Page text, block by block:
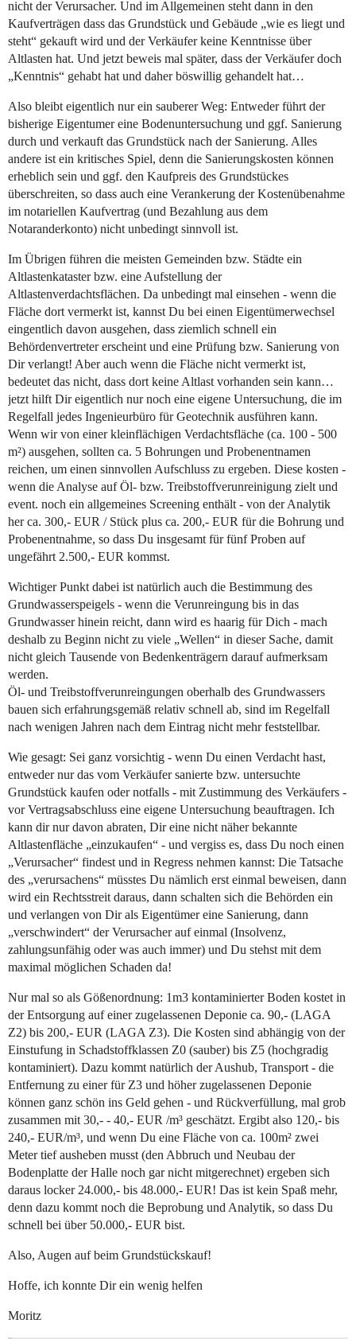
nicht der Verursacher. Und im Allgemeinen steht dann in den
Kaufverträgen dass das Grundstück und Gebäude „wie es liegt und
steht“ gekauft wird und der Verkäufer keine Kenntnisse über
Altlasten hat. Und jetzt beweis mal später, dass der Verkäufer doch
„Kenntnis“ gehabt hat und daher böswillig gehandelt hat…
Also bleibt eigentlich nur ein sauberer Weg: Entweder führt der
bisherige Eigentumer eine Bodenuntersuchung und ggf. Sanierung
durch und verkauft das Grundstück nach der Sanierung. Alles
andere ist ein kritisches Spiel, denn die Sanierungskosten können
erheblich sein und ggf. den Kaufpreis des Grundstückes
überschreiten, so dass auch eine Verankerung der Kostenübenahme
im notariellen Kaufvertrag (und Bezahlung aus dem
Notaranderkonto) nicht unbedingt sinnvoll ist.
Im Übrigen führen die meisten Gemeinden bzw. Städte ein
Altlastenkataster bzw. eine Aufstellung der
Altlastenverdachtsflächen. Da unbedingt mal einsehen - wenn die
Fläche dort vermerkt ist, kannst Du bei einen Eigentümerwechsel
eingentlich davon ausgehen, dass ziemlich schnell ein
Behördenvertreter erscheint und eine Prüfung bzw. Sanierung von
Dir verlangt! Aber auch wenn die Fläche nicht vermerkt ist,
bedeutet das nicht, dass dort keine Altlast vorhanden sein kann…
jetzt hilft Dir eigentlich nur noch eine eigene Untersuchung, die im
Regelfall jedes Ingenieurbüro für Geotechnik ausführen kann.
Wenn wir von einer kleinflächigen Verdachtsfläche (ca. 100 - 500
m²) ausgehen, sollten ca. 5 Bohrungen und Probenentnamen
reichen, um einen sinnvollen Aufschluss zu ergeben. Diese kosten -
wenn die Analyse auf Öl- bzw. Treibstoffverunreinigung zielt und
event. noch ein allgemeines Screening enthält - von der Analytik
her ca. 300,- EUR / Stück plus ca. 200,- EUR für die Bohrung und
Probenentnahme, so dass Du insgesamt für fünf Proben auf
ungefährt 2.500,- EUR kommst.
Wichtiger Punkt dabei ist natürlich auch die Bestimmung des
Grundwasserspeigels - wenn die Verunreingung bis in das
Grundwasser hinein reicht, dann wird es haarig für Dich - mach
deshalb zu Beginn nicht zu viele „Wellen“ in dieser Sache, damit
nicht gleich Tausende von Bedenkenträgern darauf aufmerksam
werden.
Öl- und Treibstoffverunreingungen oberhalb des Grundwassers
bauen sich erfahrungsgemäß relativ schnell ab, sind im Regelfall
nach wenigen Jahren nach dem Eintrag nicht mehr feststellbar.
Wie gesagt: Sei ganz vorsichtig - wenn Du einen Verdacht hast,
entweder nur das vom Verkäufer sanierte bzw. untersuchte
Grundstück kaufen oder notfalls - mit Zustimmung des Verkäufers -
vor Vertragsabschluss eine eigene Untersuchung beauftragen. Ich
kann dir nur davon abraten, Dir eine nicht näher bekannte
Altlastenfläche „einzukaufen“ - und vergiss es, dass Du noch einen
„Verursacher“ findest und in Regress nehmen kannst: Die Tatsache
des „verursachens“ müsstes Du nämlich erst einmal beweisen, dann
wird ein Rechtsstreit daraus, dann schalten sich die Behörden ein
und verlangen von Dir als Eigentümer eine Sanierung, dann
„verschwindert“ der Verursacher auf einmal (Insolvenz,
zahlungsunfähig oder was auch immer) und Du stehst mit dem
maximal möglichen Schaden da!
Nur mal so als Gößenordnung: 1m3 kontaminierter Boden kostet in
der Entsorgung auf einer zugelassenen Deponie ca. 90,- (LAGA
Z2) bis 200,- EUR (LAGA Z3). Die Kosten sind abhängig von der
Einstufung in Schadstoffklassen Z0 (sauber) bis Z5 (hochgradig
kontaminiert). Dazu kommt natürlich der Aushub, Transport - die
Entfernung zu einer für Z3 und höher zugelassenen Deponie
können ganz schön ins Geld gehen - und Rückverfüllung, mal grob
zusammen mit 30,- - 40,- EUR /m³ geschätzt. Ergibt also 120,- bis
240,- EUR/m³, und wenn Du eine Fläche von ca. 100m² zwei
Meter tief ausheben musst (den Abbruch und Neubau der
Bodenplatte der Halle noch gar nicht mitgerechnet) ergeben sich
daraus locker 24.000,- bis 48.000,- EUR! Das ist kein Spaß mehr,
denn dazu kommt noch die Beprobung und Analytik, so dass Du
schnell bei über 50.000,- EUR bist.
Also, Augen auf beim Grundstückskauf!
Hoffe, ich konnte Dir ein wenig helfen
Moritz